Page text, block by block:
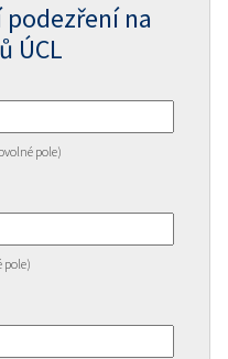
na
ÚCL
pole)
pole)